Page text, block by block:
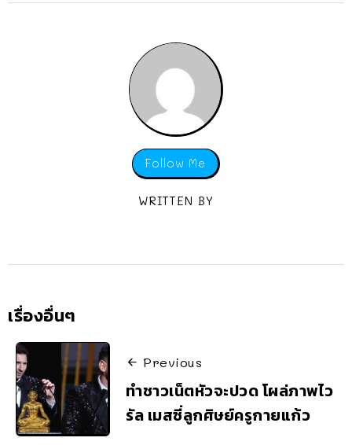
Follow Me
WRITTEN BY
เรื่องอื่นๆ
Previous
ทำชาวเน็ตหัวจะปวด โผล่ภาพไว
รัล เมสซี่ลูกศิษย์ครูกายแก้ว